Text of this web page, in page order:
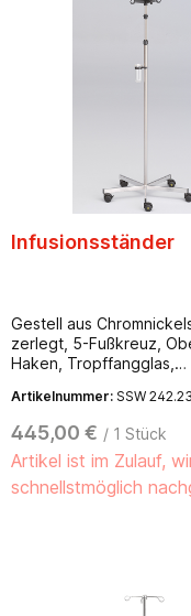
Infusionsständer
Gestell aus
zerlegt, 5-Fußkreuz,
Haken, Tropffangglas,
elektrisch leitend,
bis 2120 mm. Sichere
Haken 2 kg
Artikelnummer: SSW
445,00 € / 1 Stück
Artikel ist im Zulauf,
schnellstmöglich